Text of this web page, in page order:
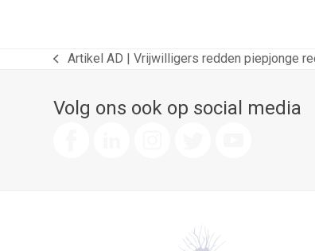
previous
Artikel AD | Vrijwilligers redden piepjonge
Volg ons ook op social media